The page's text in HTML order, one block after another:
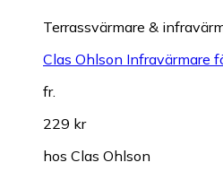
Terrassvärmare &
Clas Ohlson Infravärmare
fr.
229 kr
hos Clas Ohlson